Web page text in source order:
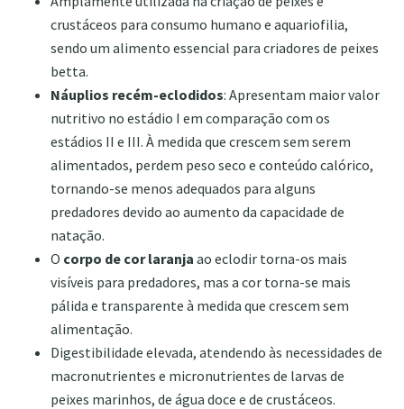
crustáceos para consumo humano e aquariofilia,
sendo um alimento essencial para criadores de peixes
betta.
Náuplios recém-eclodidos: Apresentam maior valor
nutritivo no estádio I em comparação com os
estádios II e III. À medida que crescem sem serem
alimentados, perdem peso seco e conteúdo calórico,
tornando-se menos adequados para alguns
predadores devido ao aumento da capacidade de
natação.
O corpo de cor laranja ao eclodir torna-os mais
visíveis para predadores, mas a cor torna-se mais
pálida e transparente à medida que crescem sem
alimentação.
Digestibilidade elevada, atendendo às necessidades de
macronutrientes e micronutrientes de larvas de
peixes marinhos, de água doce e de crustáceos.